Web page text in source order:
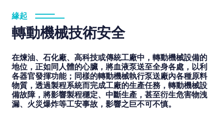
緣起
轉動機械技術安全
在煉油、石化廠、高科技或傳統工廠中，轉動機械設備的
地位，正如同人體的心臟，將血液泵送至全身各處，以利
各器官發揮功能；同樣的轉動機械執行泵送廠內各種原料
物質，透過製程系統而完成工廠的生產任務，轉動機械設
備故障，將影響製程穩定、中斷生產，甚至衍生危害物洩
漏、火災爆炸等工安事故，影響之巨不可不慎。